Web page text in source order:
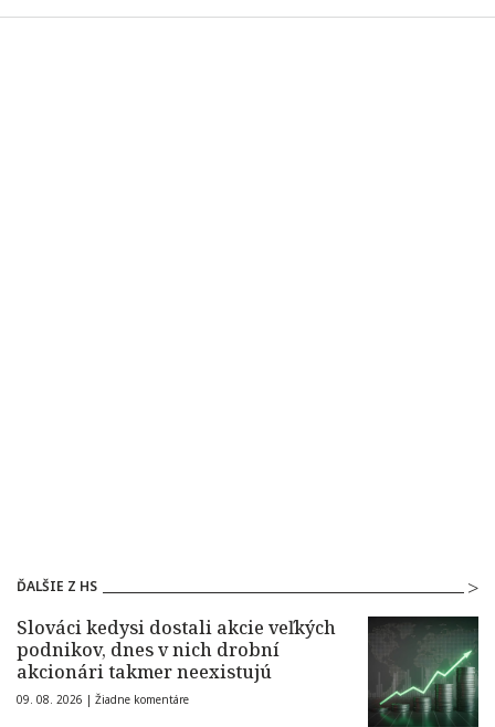
ĎALŠIE Z HS
Slováci kedysi dostali akcie veľkých
podnikov, dnes v nich drobní
akcionári takmer neexistujú
09. 08. 2026 | Žiadne komentáre